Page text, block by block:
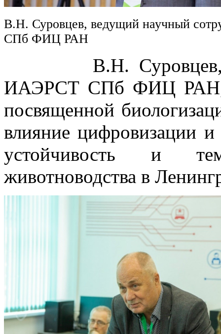
В.Н. Суровцев, ведущий научный
СПб ФИЦ РАН
В.Н. Суровцев,
ИАЭРСТ СПб ФИЦ РАН,
посвященной
влияние цифровизации и
устойчивость и
животноводства в